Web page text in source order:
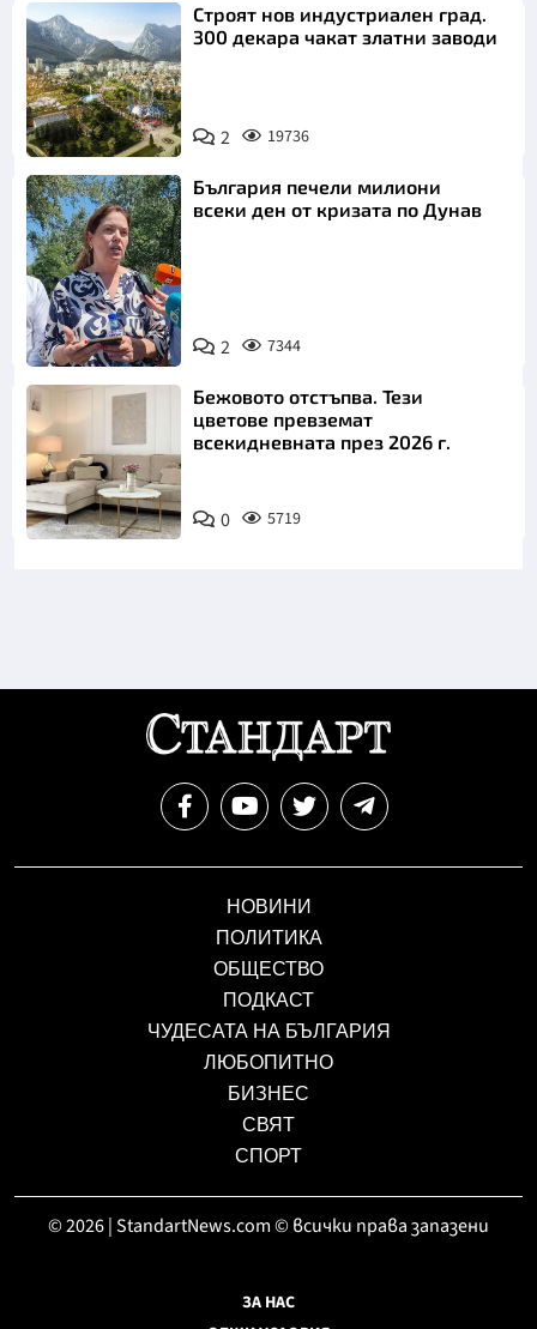
Строят нов индустриален град.
300 декара чакат златни заводи
2 19736
Снимка: БТА
България печели милиони
всеки ден от кризата по Дунав
2 7344
Бежовото отстъпва. Тези
цветове превземат
всекидневната през 2026 г.
0 5719
НОВИНИ
ПОЛИТИКА
ОБЩЕСТВО
ПОДКАСТ
ЧУДЕСАТА НА БЪЛГАРИЯ
ЛЮБОПИТНО
БИЗНЕС
СВЯТ
СПОРТ
© 2026 | StandartNews.com © всички права запазени
ЗА НАС